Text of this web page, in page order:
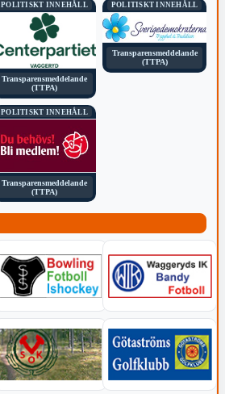
POLITISKT INNEHÅLL
Transparensmeddelande
(TTPA)
POLITISKT INNEHÅLL
Transparensmeddelande
(TTPA)
POLITISKT INNEHÅLL
Transparensmeddelande
(TTPA)